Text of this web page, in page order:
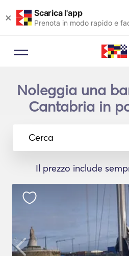
× Scarica l'app
Prenota in modo rapido e
Noleggia una
Cantabria in
Cerca
Il prezzo include